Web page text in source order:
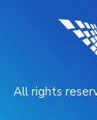
All rights